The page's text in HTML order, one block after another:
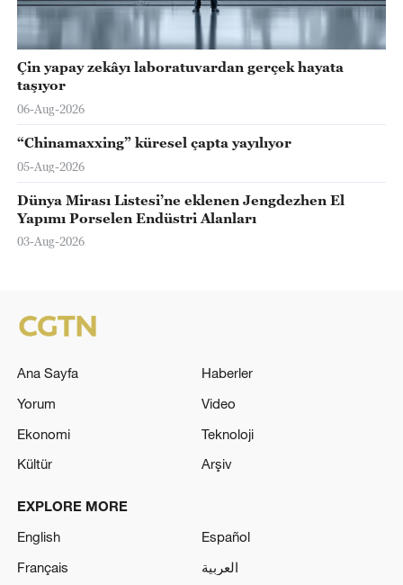
Çin yapay zekâyı laboratuvardan gerçek hayata
taşıyor
06-Aug-2026
“Chinamaxxing” küresel çapta yayılıyor
05-Aug-2026
Dünya Mirası Listesi’ne eklenen Jengdezhen El
Yapımı Porselen Endüstri Alanları
03-Aug-2026
Ana Sayfa
Haberler
Yorum
Video
Ekonomi
Teknoloji
Kültür
Arşiv
EXPLORE MORE
English
Español
Français
العربية